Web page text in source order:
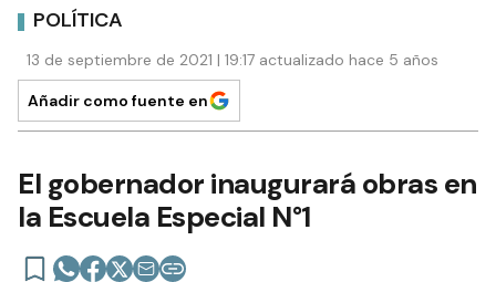
POLÍTICA
13 de septiembre de 2021 | 19:17 actualizado hace 5 años
Añadir como fuente en
El gobernador inaugurará obras en
la Escuela Especial N°1